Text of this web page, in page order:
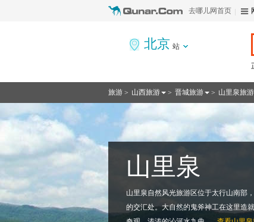
去哪儿网首页
北京 站
旅游 > 山西旅游 > 晋城旅游 > 山里泉旅游
山里泉
山里泉自然风光旅游区位于太行山南部
的交汇处。大自然的鬼斧神工在这里造